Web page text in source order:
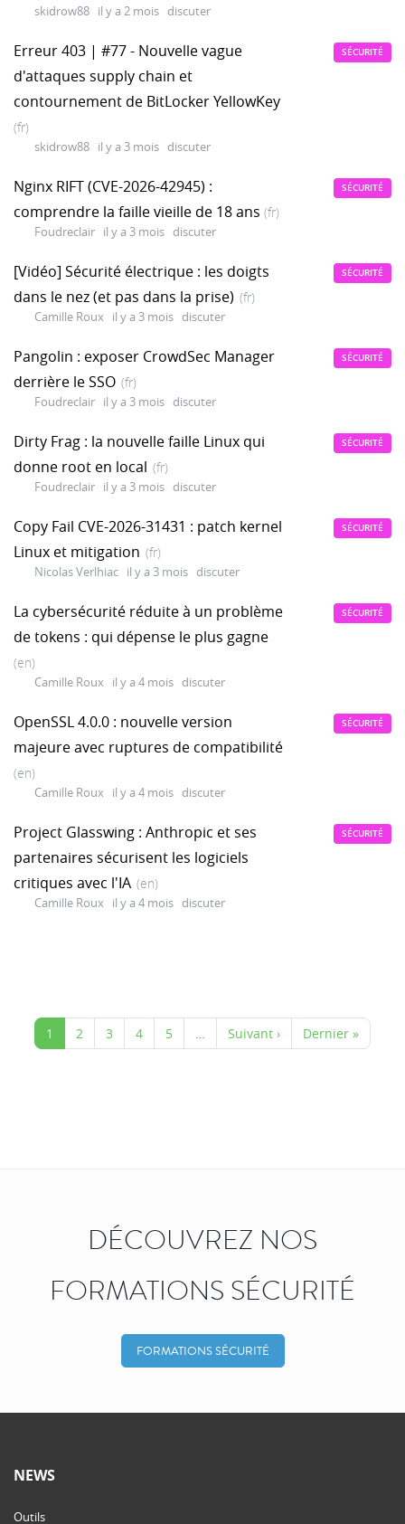
skidrow88 il y a 2 mois discuter
Erreur 403 | #77 - Nouvelle vague
d'attaques supply chain et
contournement de BitLocker YellowKey
(fr)
skidrow88 il y a 3 mois discuter
SÉCURITÉ
Nginx RIFT (CVE-2026-42945) :
comprendre la faille vieille de 18 ans (fr)
Foudreclair il y a 3 mois discuter
SÉCURITÉ
[Vidéo] Sécurité électrique : les doigts
dans le nez (et pas dans la prise) (fr)
Camille Roux il y a 3 mois discuter
SÉCURITÉ
Pangolin : exposer CrowdSec Manager
derrière le SSO (fr)
Foudreclair il y a 3 mois discuter
SÉCURITÉ
Dirty Frag : la nouvelle faille Linux qui
donne root en local (fr)
Foudreclair il y a 3 mois discuter
SÉCURITÉ
Copy Fail CVE-2026-31431 : patch kernel
Linux et mitigation (fr)
Nicolas Verlhiac il y a 3 mois discuter
SÉCURITÉ
La cybersécurité réduite à un problème
de tokens : qui dépense le plus gagne
(en)
Camille Roux il y a 4 mois discuter
SÉCURITÉ
OpenSSL 4.0.0 : nouvelle version
majeure avec ruptures de compatibilité
(en)
Camille Roux il y a 4 mois discuter
SÉCURITÉ
Project Glasswing : Anthropic et ses
partenaires sécurisent les logiciels
critiques avec l'IA (en)
Camille Roux il y a 4 mois discuter
SÉCURITÉ
1 2 3 4 5 Suivant › Dernier »
DÉCOUVREZ NOS
FORMATIONS SÉCURITÉ
FORMATIONS SÉCURITÉ
NEWS
Outils